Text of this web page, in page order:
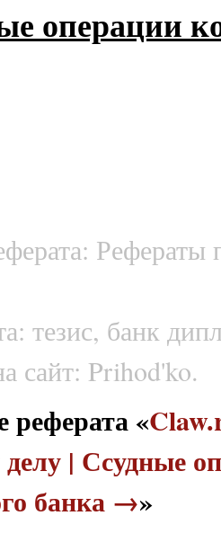
операции
Рефераты
тезис, банк
сайт: Prihod'ko.
реферата «
| Ссудные
банка →»